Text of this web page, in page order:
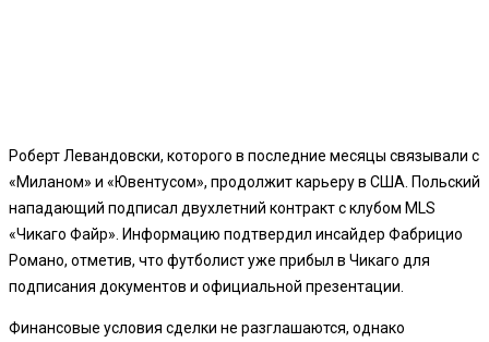
Роберт Левандовски, которого в последние месяцы связывали с
«Миланом» и «Ювентусом», продолжит карьеру в США. Польский
нападающий подписал двухлетний контракт с клубом MLS
«Чикаго Файр». Информацию подтвердил инсайдер Фабрицио
Романо, отметив, что футболист уже прибыл в Чикаго для
подписания документов и официальной презентации.
Финансовые условия сделки не разглашаются, однако